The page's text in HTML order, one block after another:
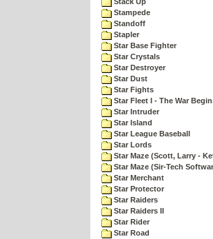
Stampede
Standoff
Stapler
Star Base Fighter
Star Crystals
Star Destroyer
Star Dust
Star Fights
Star Fleet I - The War
Star Intruder
Star Island
Star League Baseball
Star Lords
Star Maze (Scott, Larry -
Star Maze (Sir-Tech
Star Merchant
Star Protector
Star Raiders
Star Raiders II
Star Rider
Star Road